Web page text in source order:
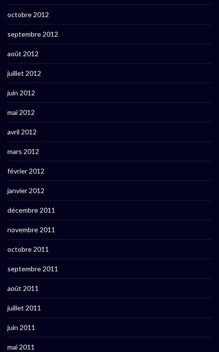
octobre 2012
septembre 2012
août 2012
juillet 2012
juin 2012
mai 2012
avril 2012
mars 2012
février 2012
janvier 2012
décembre 2011
novembre 2011
octobre 2011
septembre 2011
août 2011
juillet 2011
juin 2011
mai 2011